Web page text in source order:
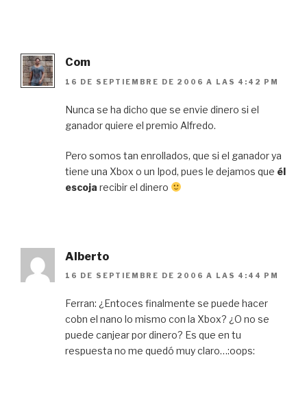
Com
16 DE SEPTIEMBRE DE 2006 A LAS 4:42 PM
Nunca se ha dicho que se envie dinero si el
ganador quiere el premio Alfredo.
Pero somos tan enrollados, que si el ganador ya
tiene una Xbox o un Ipod, pues le dejamos que él
escoja recibir el dinero
Alberto
16 DE SEPTIEMBRE DE 2006 A LAS 4:44 PM
Ferran: ¿Entoces finalmente se puede hacer
cobn el nano lo mismo con la Xbox? ¿O no se
puede canjear por dinero? Es que en tu
respuesta no me quedó muy claro…:oops: